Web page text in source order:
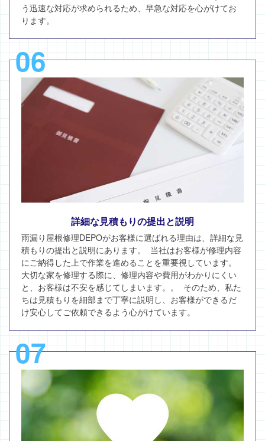
う迅速な対応が求められるため、早急な対応を心がけてお
ります。
06
詳細な見積もりの提出と説明
雨漏り屋根修理DEPOがお客様に選ばれる理由は、詳細な見
積もりの提出と説明にあります。 当社はお客様が修理内容
にご納得した上で作業を進めることを重要視しています。
大切な家を修理する際に、修理内容や費用がわかりにくい
と、お客様は不安を感じてしまいます。。 そのため、私た
ちは見積もりを細部まで丁寧に説明し、お客様ができるだ
け安心してご依頼できるよう心がけています。
07